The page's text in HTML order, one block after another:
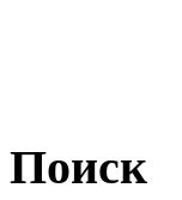
Поиск